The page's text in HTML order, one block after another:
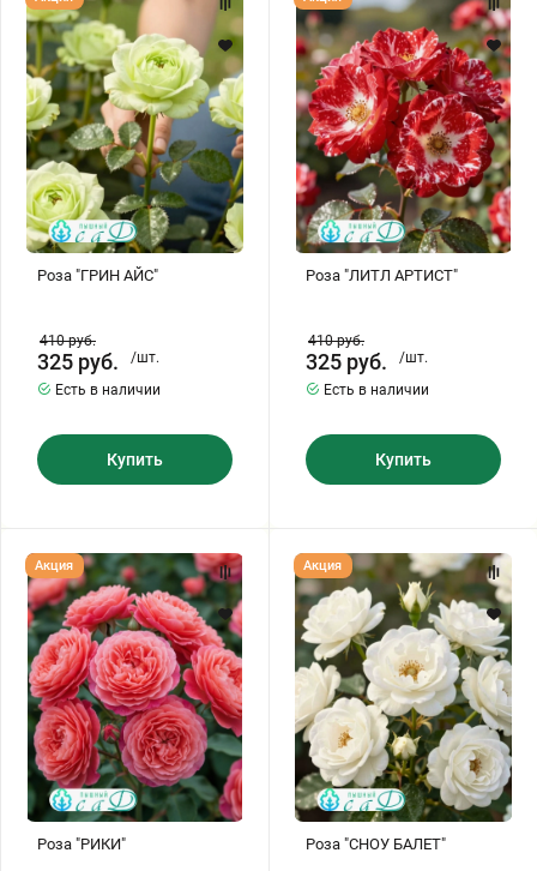
"ГРИН
АЙС"
Роза "ГРИН АЙС"
410руб.
325 руб.
/шт.
Есть в наличии
Купить
"ЛИТЛ
АРТИСТ"
Роза "ЛИТЛ АРТИСТ"
410руб.
325 руб.
/шт.
Есть в наличии
Купить
Роза
"РИКИ"
Роза "РИКИ"
Акция
Роза
"СНОУ
БАЛЕТ"
Роза "СНОУ БАЛЕТ"
Акция